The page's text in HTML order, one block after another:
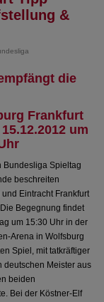
&
die
Frankfurt
um
Bundesliga Spieltag
beschreiten
Eintracht Frankfurt
Begegnung findet
um 15:30 Uhr in der
Arena in Wolfsburg
Spiel, mit tatkräftiger
deutschen Meister aus
beiden
Bei der Köstner-Elf